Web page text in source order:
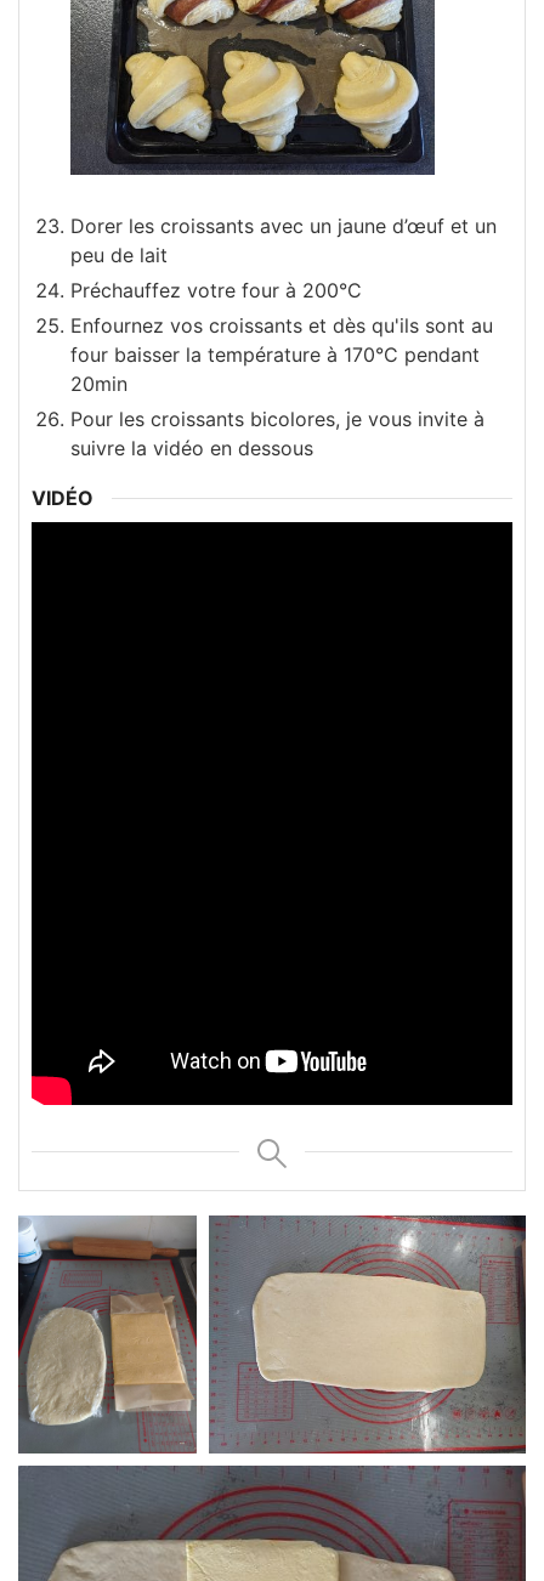
Dorer les croissants avec un jaune d’œuf et un
peu de lait
Préchauffez votre four à 200°C
Enfournez vos croissants et dès qu'ils sont au
four baisser la température à 170°C pendant
20min
Pour les croissants bicolores, je vous invite à
suivre la vidéo en dessous
VIDÉO